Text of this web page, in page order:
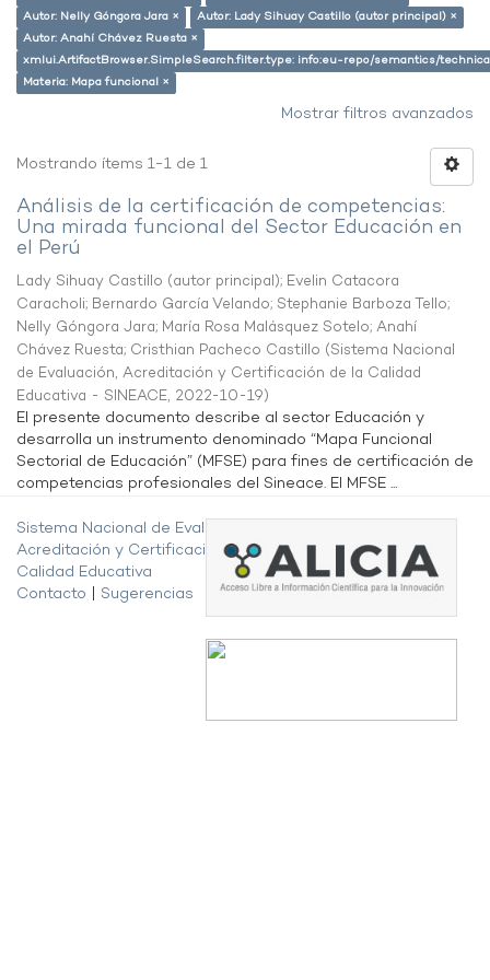
Autor: Nelly Góngora Jara ×
Autor: Lady Sihuay Castillo (autor principal) ×
Autor: Anahí Chávez Ruesta ×
xmlui.ArtifactBrowser.SimpleSearch.filter.type: info:eu-repo/semantics/
Materia: Mapa funcional ×
Mostrar filtros avanzados
Mostrando ítems 1-1 de 1
Análisis de la certificación de competencias:
Una mirada funcional del Sector Educación en
el Perú
Lady Sihuay Castillo (autor principal); Evelin Catacora
Caracholi; Bernardo García Velando; Stephanie Barboza Tello;
Nelly Góngora Jara; María Rosa Malásquez Sotelo; Anahí
Chávez Ruesta; Cristhian Pacheco Castillo (Sistema Nacional
de Evaluación, Acreditación y Certificación de la Calidad
Educativa - SINEACE, 2022-10-19)
El presente documento describe al sector Educación y
desarrolla un instrumento denominado “Mapa Funcional
Sectorial de Educación” (MFSE) para fines de certificación de
competencias profesionales del Sineace. El MFSE ...
Sistema Nacional de Evaluación,
Acreditación y Certificación de la
Calidad Educativa
Contacto
Sugerencias